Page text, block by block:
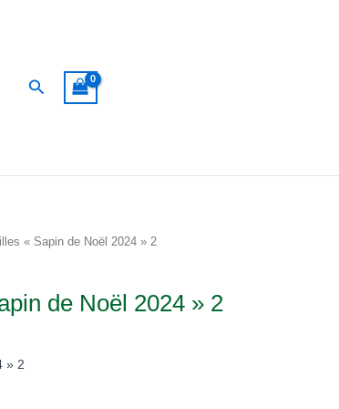
Rechercher
« Sapin de Noël 2024 » 2
de Noël 2024 » 2
» 2